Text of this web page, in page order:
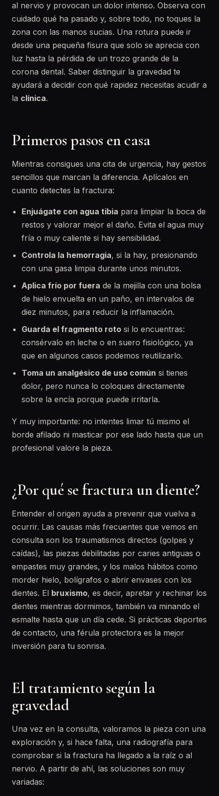
al nervio y provocan un dolor intenso. Observa con
cuidado qué ha pasado y, sobre todo, no toques la
zona con las manos sucias. Una rotura puede ir
desde una pequeña fisura que solo se aprecia con
luz hasta la pérdida de un trozo grande de la
corona dental. Saber distinguir la gravedad te
ayudará a decidir con qué rapidez necesitas acudir a
la clínica.
Primeros pasos en casa
Mientras consigues una cita de urgencia, hay gestos
sencillos que marcan la diferencia. Aplícalos en
cuanto detectes la fractura:
Enjuágate con agua tibia para limpiar la boca de
restos y valorar mejor el daño. Evita el agua muy
fría o muy caliente si hay sensibilidad.
Controla la hemorragia, si la hay, presionando
con una gasa limpia durante unos minutos.
Aplica frío por fuera de la mejilla con una bolsa
de hielo envuelta en un paño, en intervalos de
diez minutos, para reducir la inflamación.
Guarda el fragmento roto si lo encuentras:
consérvalo en leche o en suero fisiológico, ya
que en algunos casos podemos reutilizarlo.
Toma un analgésico de uso común si tienes
dolor, pero nunca lo coloques directamente
sobre la encía porque puede irritarla.
Y muy importante: no intentes limar tú mismo el
borde afilado ni masticar por ese lado hasta que un
profesional valore la pieza.
¿Por qué se fractura un diente?
Entender el origen ayuda a prevenir que vuelva a
ocurrir. Las causas más frecuentes que vemos en
consulta son los traumatismos directos (golpes y
caídas), las piezas debilitadas por caries antiguas o
empastes muy grandes, y los malos hábitos como
morder hielo, bolígrafos o abrir envases con los
dientes. El bruxismo, es decir, apretar y rechinar los
dientes mientras dormimos, también va minando el
esmalte hasta que un día cede. Si prácticas deportes
de contacto, una férula protectora es la mejor
inversión para tu sonrisa.
El tratamiento según la
gravedad
Una vez en la consulta, valoramos la pieza con una
exploración y, si hace falta, una radiografía para
comprobar si la fractura ha llegado a la raíz o al
nervio. A partir de ahí, las soluciones son muy
variadas: